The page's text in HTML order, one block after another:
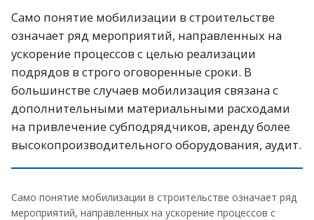
Само понятие мобилизации в строительстве
означает ряд мероприятий, направленных на
ускорение процессов с целью реализации
подрядов в строго оговоренные сроки. В
большинстве случаев мобилизация связана с
дополнительными материальными расходами
на привлечение субподрядчиков, аренду более
высокопроизводительного оборудования, аудит.
Само понятие мобилизации в строительстве означает ряд
мероприятий, направленных на ускорение процессов с